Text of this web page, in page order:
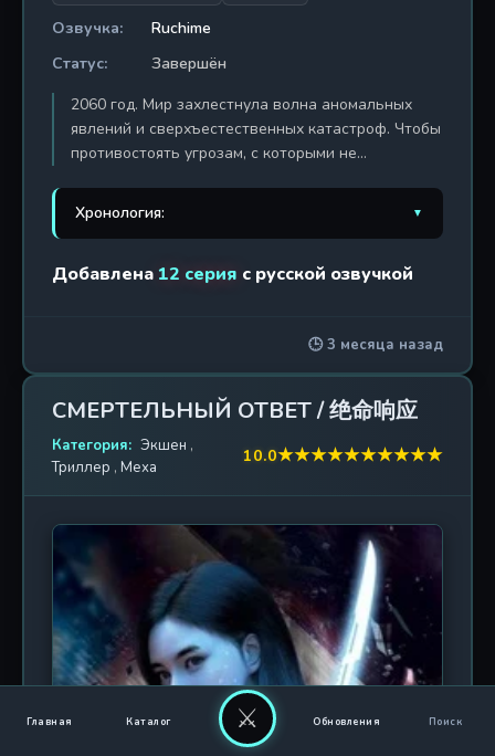
Озвучка:
Ruchime
Статус:
Завершён
2060 год. Мир захлестнула волна аномальных
явлений и сверхъестественных катастроф. Чтобы
противостоять угрозам, с которыми не
континентов, формируя сверхсекретное Бюро
подразделение «Фантом», куда входят только
репутацией. Капитан отряда, Хоюань, всегда
верил в справедливость и честь, но жестокая
реальность разбила его идеалы вдребезги. Три
года назад во время рядовой миссии по приему
ценного артефакта отряд «Фантом» попал в
хитроумную засаду, устроенную конкурирующей
группой Дерека. Из-за доверчивости капитана,
команды была уничтожена. Сам Хоюань,
преданный и подставленный, был сброшен с
обрыва, но чудом выжил. Целевой артефакт —
легендарный Камень Бессмертия — случайно
слился с телом умирающего капитана, даровав
ему невероятную силу управления временем.
Теперь Хоюань способен останавливать
мгновения, обращать время вспять и ускорять
собственное восприятие. Именно этот дар
Хронология: ▼
Добавлена 12 серия с русской озвучкой
🕒 3 месяца назад
СМЕРТЕЛЬНЫЙ ОТВЕТ / 绝命响应
Категория: Экшен ,
Триллер , Меха
10.0★★★★★★★★★★
Главная Каталог ⚔ Обновления Поиск